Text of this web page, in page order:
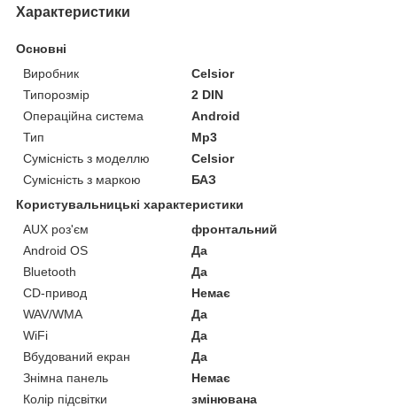
Характеристики
Основні
Виробник
Celsior
Типорозмір
2 DIN
Операційна система
Android
Тип
Mp3
Сумісність з моделлю
Celsior
Сумісність з маркою
БАЗ
Користувальницькі характеристики
AUX роз'єм
фронтальний
Android OS
Да
Bluetooth
Да
CD-привод
Немає
WAV/WMA
Да
WiFi
Да
Вбудований екран
Да
Знімна панель
Немає
Колір підсвітки
змінювана